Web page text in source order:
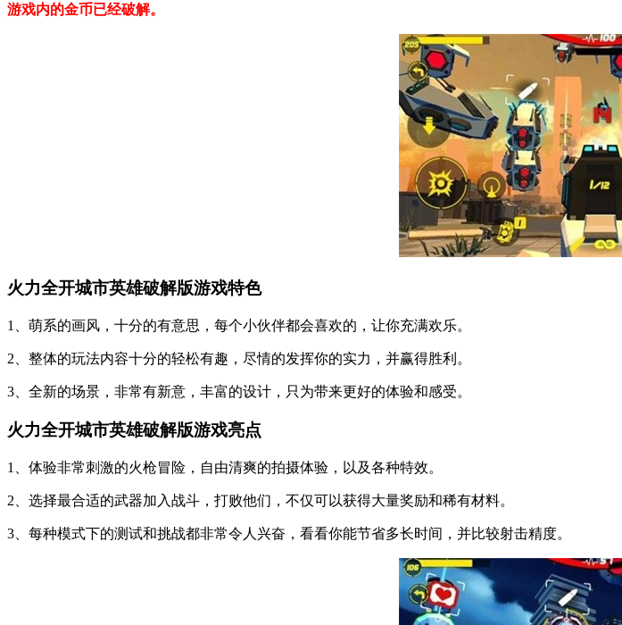
游戏内的金币已经破解。
火力全开城市英雄破解版游戏特色
1、萌系的画风，十分的有意思，每个小伙伴都会喜欢的，让你充满欢乐。
2、整体的玩法内容十分的轻松有趣，尽情的发挥你的实力，并赢得胜利。
3、全新的场景，非常有新意，丰富的设计，只为带来更好的体验和感受。
火力全开城市英雄破解版游戏亮点
1、体验非常刺激的火枪冒险，自由清爽的拍摄体验，以及各种特效。
2、选择最合适的武器加入战斗，打败他们，不仅可以获得大量奖励和稀有材料。
3、每种模式下的测试和挑战都非常令人兴奋，看看你能节省多长时间，并比较射击精度。